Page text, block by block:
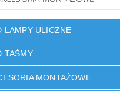
LAMPY ULICZNE
TAŚMY
MONTAŻOWE